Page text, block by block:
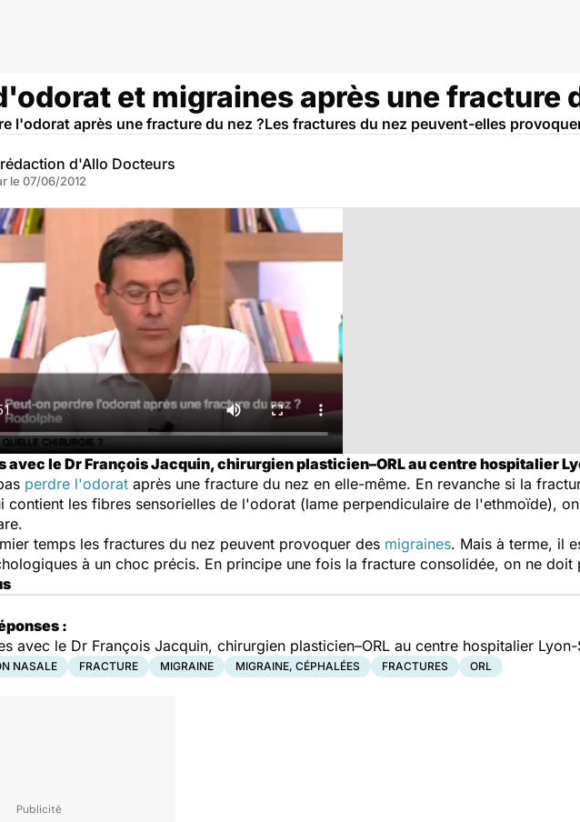
et migraines après une fracture
l'odorat après une fracture du nez ?Les fractures du nez peuvent-elles
d'Allo Docteurs
le 07/06/2012
avec le Dr François Jacquin, chirurgien plasticien–ORL au centre hospitalier
perdre l'odorat après une fracture du nez en elle-même. En revanche si la
contient les fibres sensorielles de l'odorat (lame perpendiculaire de l'ethmoïde),
temps les fractures du nez peuvent provoquer des migraines. Mais à terme, il
à un choc précis. En principe une fois la fracture consolidée, on ne doit
:
avec le Dr François Jacquin, chirurgien plasticien–ORL au centre hospitalier Lyon-
NASALE FRACTURE MIGRAINE MIGRAINE, CÉPHALÉES FRACTURES ORL